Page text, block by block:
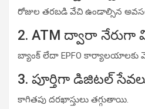
రోజుల తరబడి వేచి ఉండాల్సిన
2. ATM ద్వారా నేరుగా
బ్యాంక్ లేదా EPFO కార్యాలయాలకు
3. పూర్తిగా డిజిటల్
కాగితపు దరఖాస్తులు తగ్గుతాయి.